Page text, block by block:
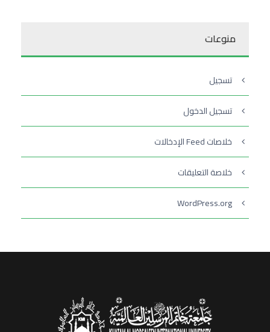
منوعات
تسجيل
تسجيل الدخول
خلاصات Feed الإدخالات
خلاصة التعليقات
WordPress.org